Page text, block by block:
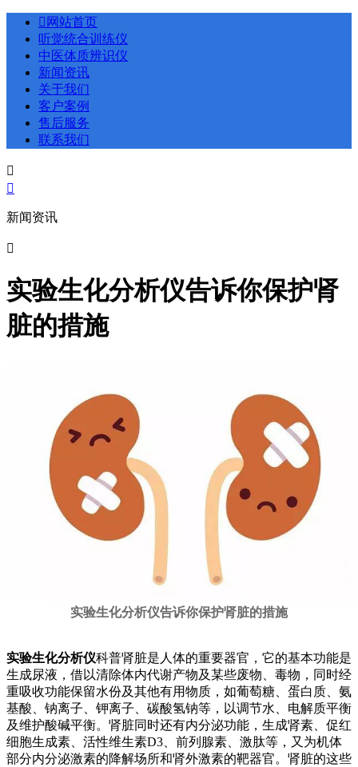
 网站首页
听觉统合训练仪
中医体质辨识仪
新闻资讯
关于我们
客户案例
售后服务
联系我们


新闻资讯

实验生化分析仪告诉你保护肾
脏的措施
实验生化分析仪告诉你保护肾脏的措施
实验生化分析仪科普肾脏是人体的重要器官，它的基本功能是
生成尿液，借以清除体内代谢产物及某些废物、毒物，同时经
重吸收功能保留水份及其他有用物质，如葡萄糖、蛋白质、氨
基酸、钠离子、钾离子、碳酸氢钠等，以调节水、电解质平衡
及维护酸碱平衡。肾脏同时还有内分泌功能，生成肾素、促红
细胞生成素、活性维生素D3、前列腺素、激肽等，又为机体
部分内分泌激素的降解场所和肾外激素的靶器官。肾脏的这些